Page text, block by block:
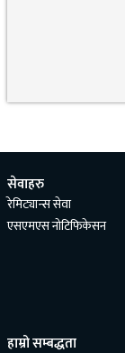
सेवाहरु
रेमिट्यान्स सेवा
एसएमएस नोटिफिकेसन
हाम्रो सम्बद्धता